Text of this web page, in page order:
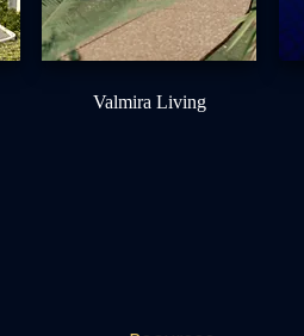
Valmira Living